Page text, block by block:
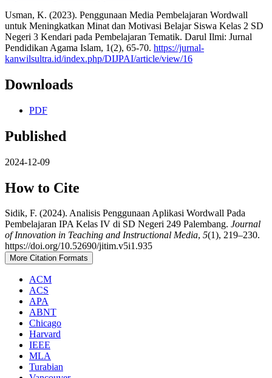
Usman, K. (2023). Penggunaan Media Pembelajaran Wordwall
untuk Meningkatkan Minat dan Motivasi Belajar Siswa Kelas 2 SD
Negeri 3 Kendari pada Pembelajaran Tematik. Darul Ilmi: Jurnal
Pendidikan Agama Islam, 1(2), 65-70. https://jurnal-
kanwilsultra.id/index.php/DIJPAI/article/view/16
Downloads
PDF
Published
2024-12-09
How to Cite
Sidik, F. (2024). Analisis Penggunaan Aplikasi Wordwall Pada
Pembelajaran IPA Kelas IV di SD Negeri 249 Palembang. Journal
of Innovation in Teaching and Instructional Media, 5(1), 219–230.
https://doi.org/10.52690/jitim.v5i1.935
More Citation Formats
ACM
ACS
APA
ABNT
Chicago
Harvard
IEEE
MLA
Turabian